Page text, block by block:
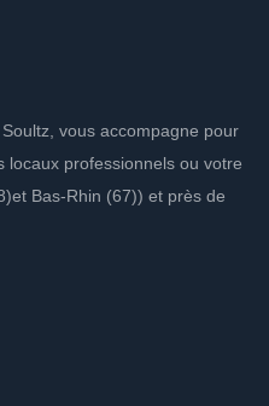
vous accompagne pour
locaux professionnels ou votre
Bas-Rhin (67)) et près de